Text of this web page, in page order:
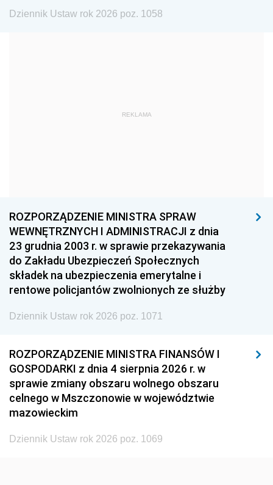
1984 1983
1957 1956 1955
1954 1953 1952
1951 1950 1949
1948 1947 1946
1937
1933
1932 1931 1930
1929 1928 1927
1926
1923 1922
Dziennik Ustaw rok 2026 poz. 1058
REKLAMA
ROZPORZĄDZENIE MINISTRA SPRAW
WEWNĘTRZNYCH I ADMINISTRACJI z dnia
23 grudnia 2003 r. w sprawie przekazywania
do Zakładu Ubezpieczeń Społecznych
składek na ubezpieczenia emerytalne i
rentowe policjantów zwolnionych ze służby
Dziennik Ustaw rok 2026 poz. 1071
ROZPORZĄDZENIE MINISTRA FINANSÓW I
GOSPODARKI z dnia 4 sierpnia 2026 r. w
sprawie zmiany obszaru wolnego obszaru
celnego w Mszczonowie w województwie
mazowieckim
Dziennik Ustaw rok 2026 poz. 1069